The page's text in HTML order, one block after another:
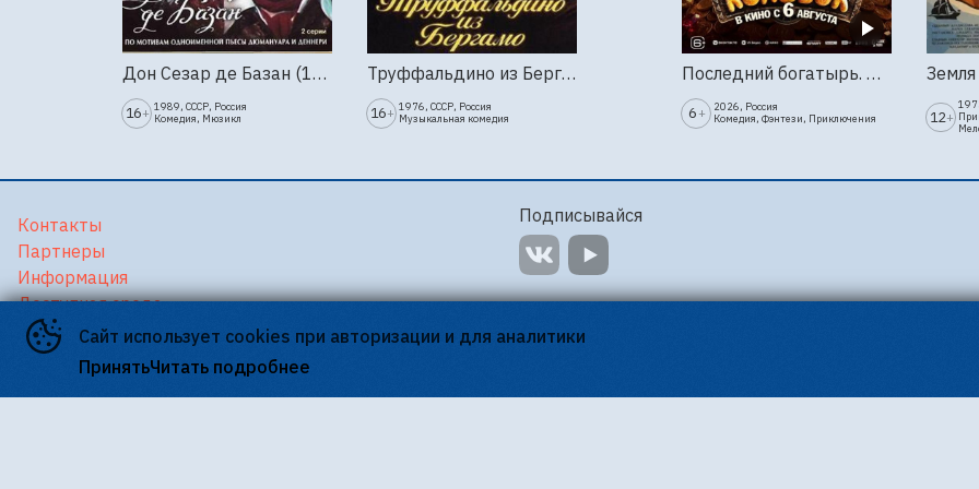
Дон Сезар де Базан (1989г., Ленфильм, 2 серии)
16+ 1989, СССР, Россия
Комедия, Мюзикл
Труффальдино из Бергамо (1976г., Ленфильм, 2 серии)
16+ 1976, СССР, Россия
Музыкальная комедия
Последний богатырь. Колобок
6 +
2026, Россия
Комедия, Фэнтези, Приключения
12+
Сайт использует cookies при авторизации и для аналитики
ПринятьЧитать подробнее
Контакты
Партнеры
Информация
Доступная среда
Версия для слабовидящих
Подписывайся